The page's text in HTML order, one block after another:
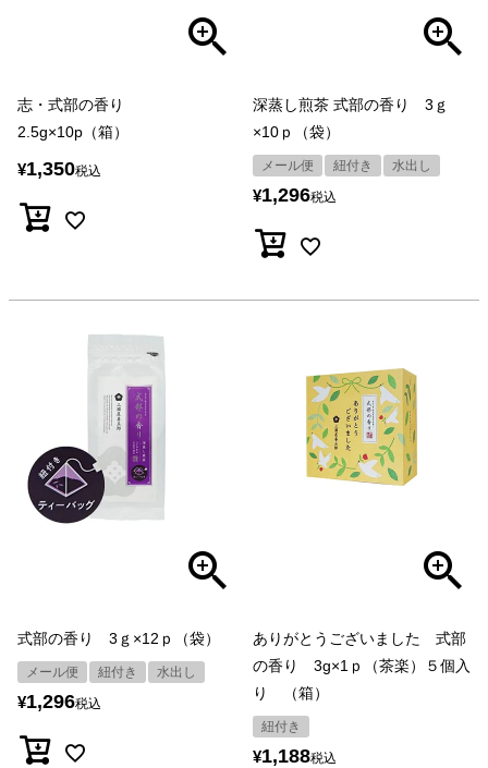
志・式部の香り
2.5g×10p（箱）
¥1,350税込
深蒸し煎茶 式部の香り 3ｇ
×10ｐ（袋）
メール便 紐付き 水出し
¥1,296税込
式部の香り 3ｇ×12ｐ（袋）
メール便 紐付き 水出し
¥1,296税込
ありがとうございました 式部
の香り 3g×1ｐ（茶楽）５個入
り （箱）
紐付き
¥1,188税込